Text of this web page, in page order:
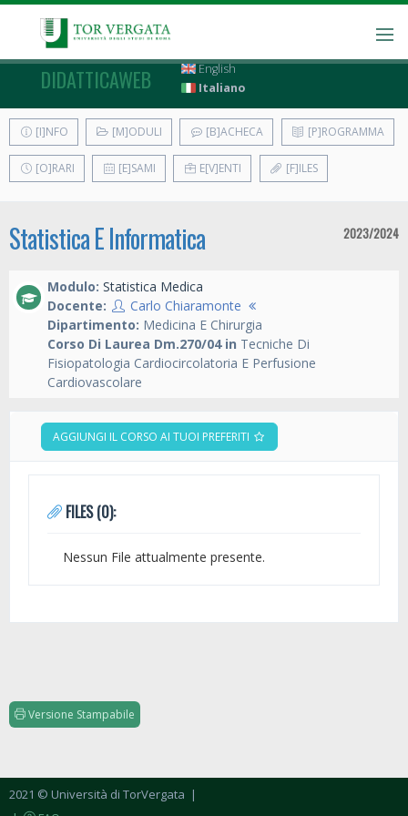
DIDATTICAWEB
English
Italiano
[I]NFO [M]ODULI [B]ACHECA [P]ROGRAMMA
[O]RARI [E]SAMI E[V]ENTI [F]ILES
Statistica E Informatica 2023/2024
Modulo: Statistica Medica
Docente:
Carlo Chiaramonte
Dipartimento: Medicina E Chirurgia
Corso Di Laurea Dm.270/04 in Tecniche Di
Fisiopatologia Cardiocircolatoria E Perfusione
Cardiovascolare
AGGIUNGI IL CORSO AI TUOI PREFERITI
FILES (0):
Nessun File attualmente presente.
Versione Stampabile
2021 © Università di TorVergata |